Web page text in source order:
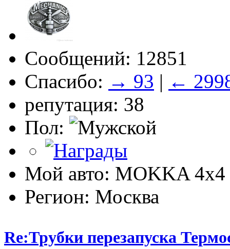
Сообщений: 12851
Спасибо: → 93 | ←
репутация: 38
Пол:
Мой авто: MOKKA 4x4
Регион: Москва
Re:Трубки перезапуска